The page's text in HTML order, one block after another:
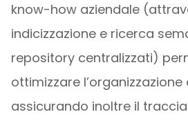
know-how aziendale
indicizzazione e ricerca
repository centralizzati)
ottimizzare
assicurando inoltre il